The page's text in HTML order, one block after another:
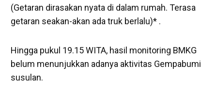
(Getaran dirasakan nyata di dalam rumah. Terasa
getaran seakan-akan ada truk berlalu)* .
Hingga pukul 19.15 WITA, hasil monitoring BMKG
belum menunjukkan adanya aktivitas Gempabumi
susulan.